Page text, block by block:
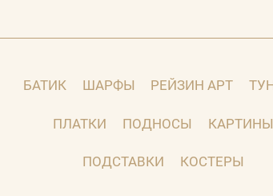
БАТИК ШАРФЫ РЕЙЗИН АРТ
ПЛАТКИ ПОДНОСЫ КАРТИНЫ
ПОДСТАВКИ КОСТЕРЫ